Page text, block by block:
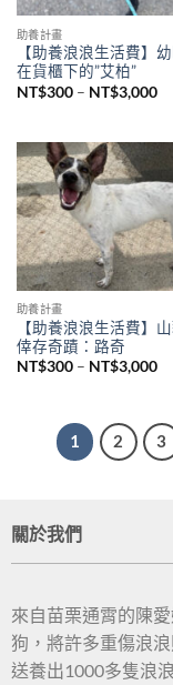
助養計畫
【助養浪浪生活費】
在貨櫃下的”艾柏”
NT$300 – NT$3,000
助養計畫
【助養浪浪生活費】
倖存奇蹟：路奇
NT$300 – NT$3,000
1 2 3
關於我們
來自苗栗通霄的陳
狗，將許多重傷浪
送養出1000多隻浪